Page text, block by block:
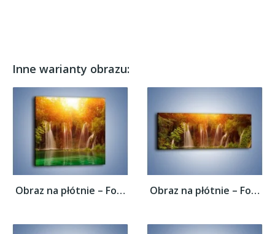
Inne warianty obrazu:
Obraz na płótnie – Fontanny z wodospadów –... Obraz na płótnie – Fontanny z wodospadów –...